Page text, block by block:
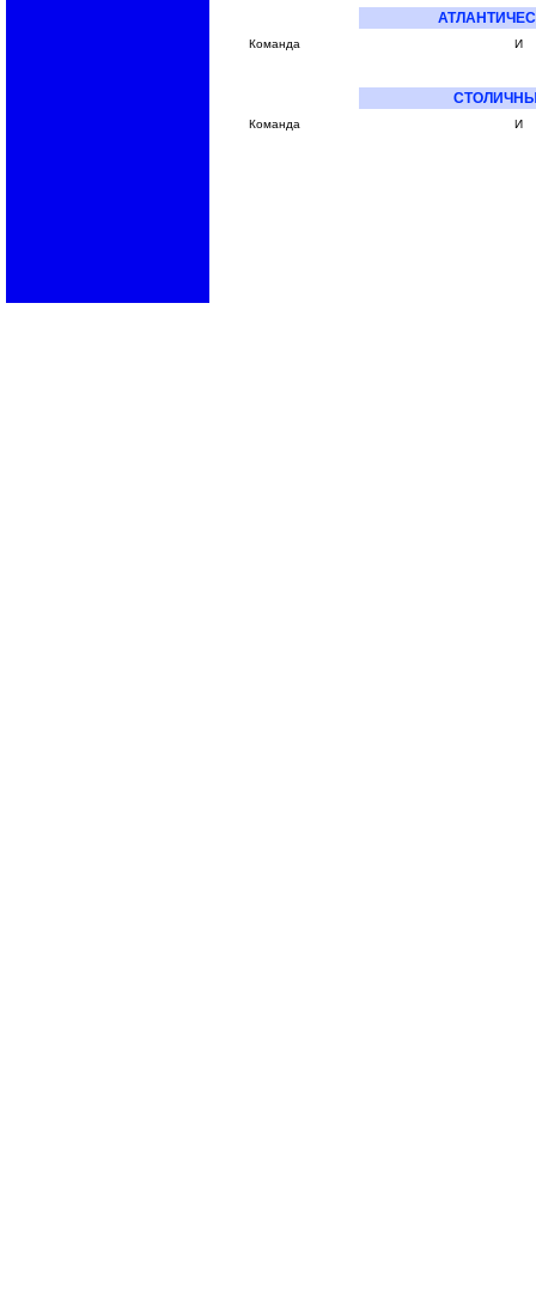
Команда И
Команда И